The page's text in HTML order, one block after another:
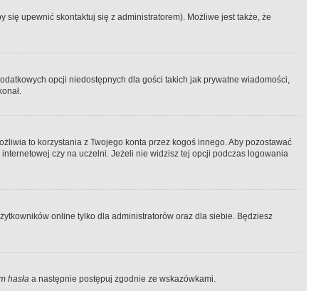
się upewnić skontaktuj się z administratorem). Możliwe jest także, że
opcji niedostępnych dla gości takich jak prywatne wiadomości,
to korzystania z Twojego konta przez kogoś innego. Aby pozostawać
czy na uczelni. Jeżeli nie widzisz tej opcji podczas logowania
online tylko dla administratorów oraz dla siebie. Będziesz
hasła a następnie postępuj zgodnie ze wskazówkami.